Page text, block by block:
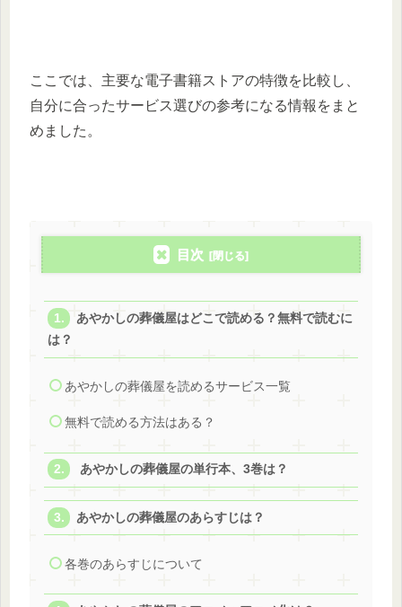
ここでは、主要な電子書籍ストアの特徴を比較し、
自分に合ったサービス選びの参考になる情報をまと
めました。
目次
あやかしの葬儀屋はどこで読める？無料で読むに
は？
あやかしの葬儀屋を読めるサービス一覧
無料で読める方法はある？
あやかしの葬儀屋の単行本、3巻は？
あやかしの葬儀屋のあらすじは？
各巻のあらすじについて